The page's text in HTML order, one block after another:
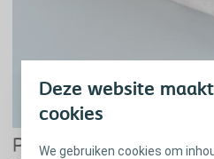
Deze website
cookies
We gebruiken cookies om
Provitamine B5 voor